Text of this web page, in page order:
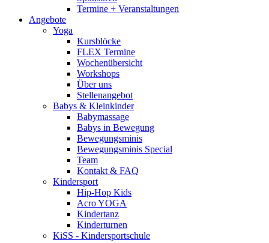
Termine + Veranstaltungen
Angebote
Yoga
Kursblöcke
FLEX Termine
Wochenübersicht
Workshops
Über uns
Stellenangebot
Babys & Kleinkinder
Babymassage
Babys in Bewegung
Bewegungsminis
Bewegungsminis Special
Team
Kontakt & FAQ
Kindersport
Hip-Hop Kids
Acro YOGA
Kindertanz
Kinderturnen
KiSS - Kindersportschule